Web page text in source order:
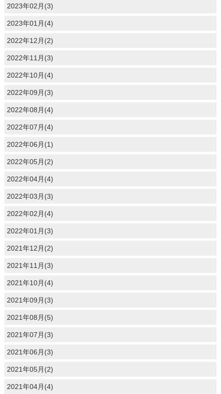
2023年02月(3)
2023年01月(4)
2022年12月(2)
2022年11月(3)
2022年10月(4)
2022年09月(3)
2022年08月(4)
2022年07月(4)
2022年06月(1)
2022年05月(2)
2022年04月(4)
2022年03月(3)
2022年02月(4)
2022年01月(3)
2021年12月(2)
2021年11月(3)
2021年10月(4)
2021年09月(3)
2021年08月(5)
2021年07月(3)
2021年06月(3)
2021年05月(2)
2021年04月(4)